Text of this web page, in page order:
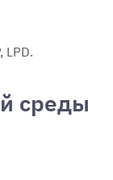
LPD.
среды